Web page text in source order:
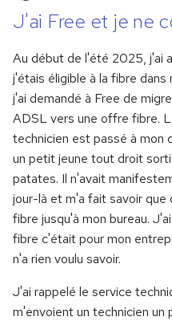
J'ai Free et je ne
Au début de l'été 2025, j'ai
j'étais éligible à la fibre dans
j'ai demandé à Free de
ADSL vers une offre fibre.
technicien est passé à mon
un petit jeune tout droit
patates. Il n'avait
jour-là et m'a fait savoir
fibre jusqu'à mon bureau.
fibre c'était pour mon
n'a rien voulu savoir.
J'ai rappelé le service
m'envoient un technicien un